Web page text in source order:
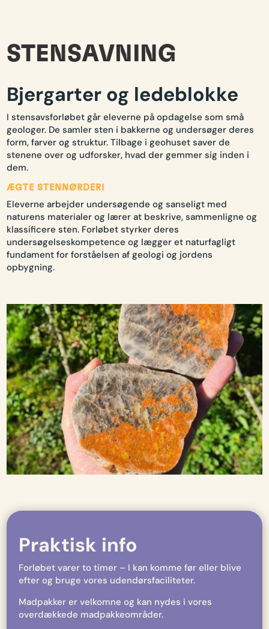
STENSAVNING
Bjergarter og ledeblokke
I stensavsforløbet går eleverne på opdagelse som små
geologer. De samler sten i bakkerne og undersøger deres
form, farver og struktur. Tilbage i geohuset saver de
stenene over og udforsker, hvad der gemmer sig inden i
dem.
ÆGTE STENNØRDERI
Eleverne arbejder undersøgende og sanseligt med
naturens materialer og lærer at beskrive, sammenligne og
klassificere sten. Forløbet styrker deres
undersøgelseskompetence og lægger et naturfagligt
fundament for forståelsen af geologi og jordens
opbygning.
Praktisk info
Forløbet varer to timer – I kan komme før eller blive
efter og bruge vores udendørsfaciliteter.
Madpakker er velkomne og kan nydes i vores
overdækkede madpakkeområder.